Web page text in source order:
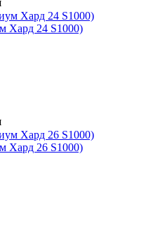
Хард 24 S1000)
Хард 26 S1000)